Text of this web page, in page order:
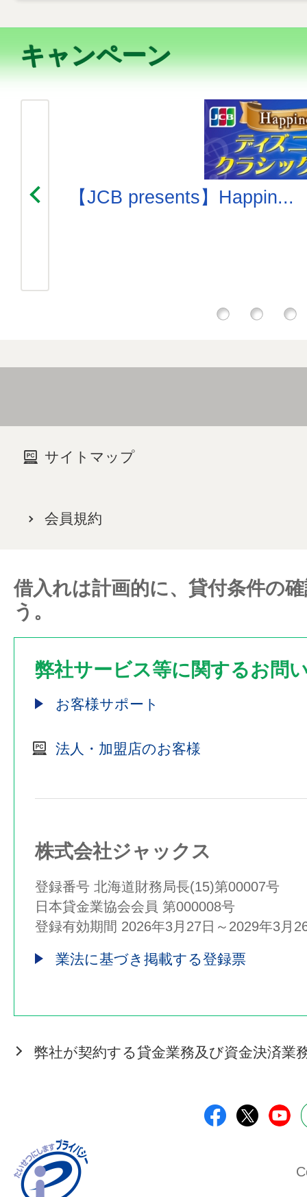
キャンペーン
【JCB presents】Happin...
サイトマップ
会員規約
借入れは計画的に、貸付条件の
う。
弊社サービス等に関するお問
お客様サポート
法人・加盟店のお客様
株式会社ジャックス
登録番号 北海道財務局長(15)第00007号
日本貸金業協会会員 第000008号
登録有効期間 2026年3月27日～2029年3月
業法に基づき掲載する登録票
弊社が契約する貸金業務及び資金決済業